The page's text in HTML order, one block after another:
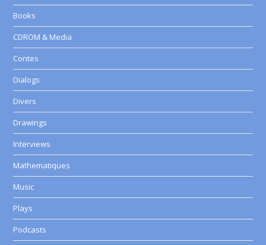
Books
CDROM & Media
Contes
Dialogs
Divers
Drawings
Interviews
Mathematiques
Music
Plays
Podcasts